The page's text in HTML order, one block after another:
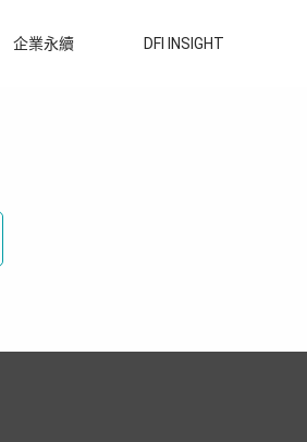
企業永續 DFI INSIGHT